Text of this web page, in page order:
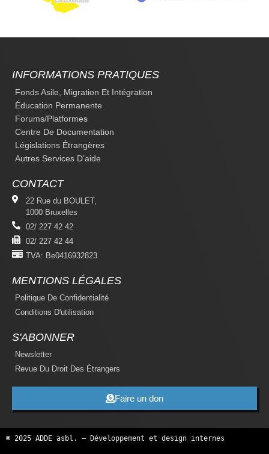
INFORMATIONS PRATIQUES
Fonds Asile, Migration Et Intégration
Éducation Permanente
Forums/platformes
Centre De Documentation
Législations Étrangères
Autres Services D’aide
CONTACT
22 Rue du BOULET,
1000 Bruxelles
02/ 227 42 42
02/ 227 42 44
TVA: Be0416932823
MENTIONS LÉGALES
Politique De Confidentialité
Conditions D'utilisation
S'ABONNER
Newsletter
Revue Du Droit Des Étrangers
Faire un don
© 2025 ADDE asbl. — Développement et design internes